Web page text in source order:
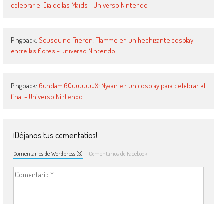
celebrar el Día de las Maids - Universo Nintendo
Pingback: Sousou no Frieren: Flamme en un hechizante cosplay
entre las flores - Universo Nintendo
Pingback: Gundam GQuuuuuuX: Nyaan en un cosplay para celebrar el
final - Universo Nintendo
¡Déjanos tus comentatios!
Comentarios de Wordpress (3) Comentarios de Facebook